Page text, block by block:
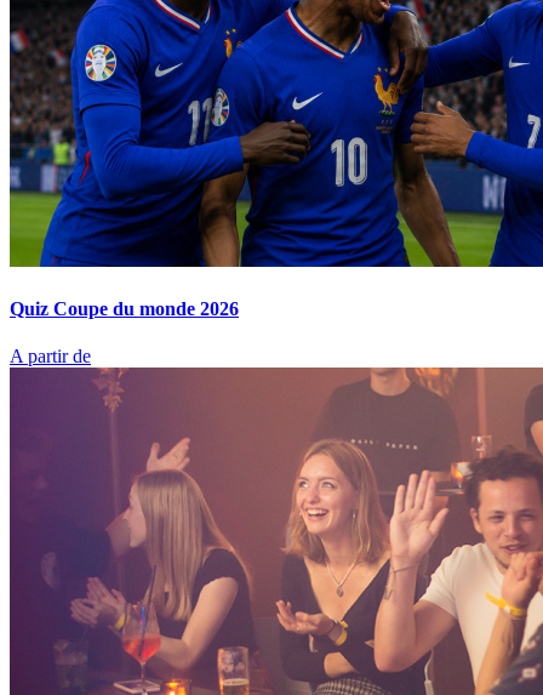
Quiz Coupe du monde 2026
A partir de